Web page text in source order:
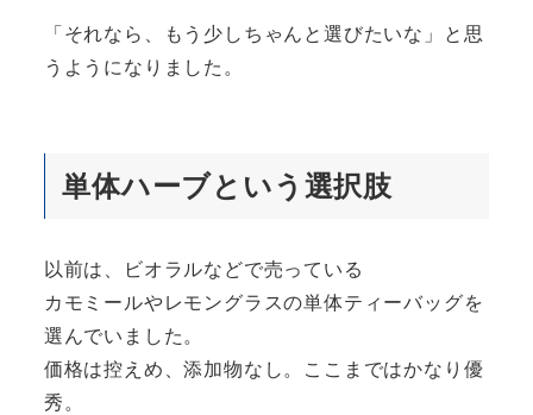
「それなら、もう少しちゃんと選びたいな」と思
うようになりました。
単体ハーブという選択肢
以前は、ビオラルなどで売っている
カモミールやレモングラスの単体ティーバッグを
選んでいました。
価格は控えめ、添加物なし。ここまではかなり優
秀。